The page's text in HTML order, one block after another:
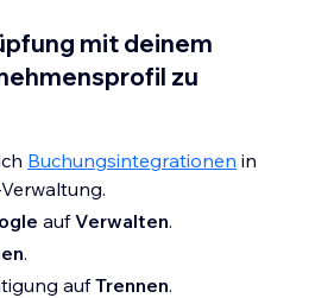
mit deinem
zu
Buchungsintegrationen in
aufVerwalten.
.
aufTrennen.